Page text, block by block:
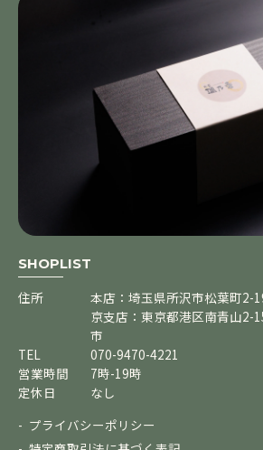
SHOPLIST
住所
本店：埼玉県所沢市松葉町2-
京支店：東京都港区南青山2-
市
TEL
070-9470-4221
営業時間
7時-19時
定休日
なし
プライバシーポリシー